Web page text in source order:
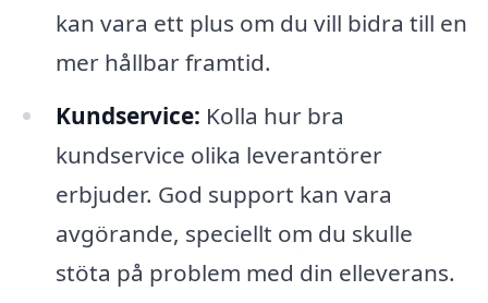
kan vara ett plus om du vill bidra till en
mer hållbar framtid.
Kundservice: Kolla hur bra
kundservice olika leverantörer
erbjuder. God support kan vara
avgörande, speciellt om du skulle
stöta på problem med din elleverans.